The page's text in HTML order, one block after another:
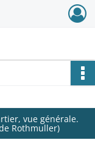
vue générale.
Rothmuller)